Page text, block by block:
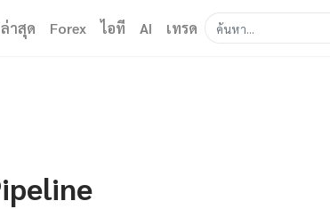
ล่าสุด Forex ไอที AI เทรด